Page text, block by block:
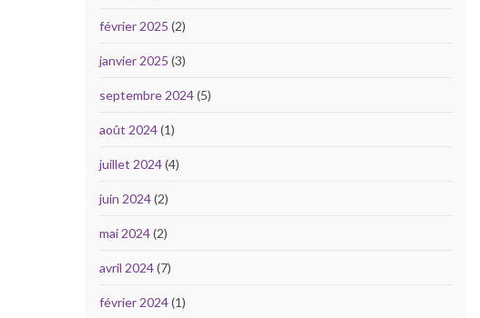
février 2025 (2)
janvier 2025 (3)
septembre 2024(5)
août 2024(1)
juillet 2024(4)
juin 2024(2)
mai 2024(2)
avril 2024(7)
février 2024(1)